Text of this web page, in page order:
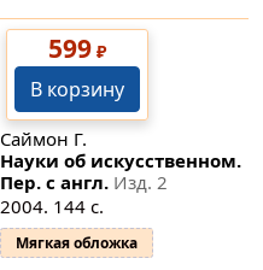
599₽
В корзину
Саймон Г.
Науки об искусственном.
Пер. с англ. Изд. 2
2004. 144 с.
Мягкая обложка